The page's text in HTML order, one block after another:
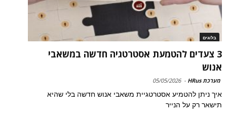
בלוגים
3 צעדים להטמעת אסטרטגיה חדשה במשאבי
אנוש
מערכת HRus -
05/05/2026
איך ניתן להטמיע אסטרטגיית משאבי אנוש חדשה בלי שהיא
תישאר רק על הנייר